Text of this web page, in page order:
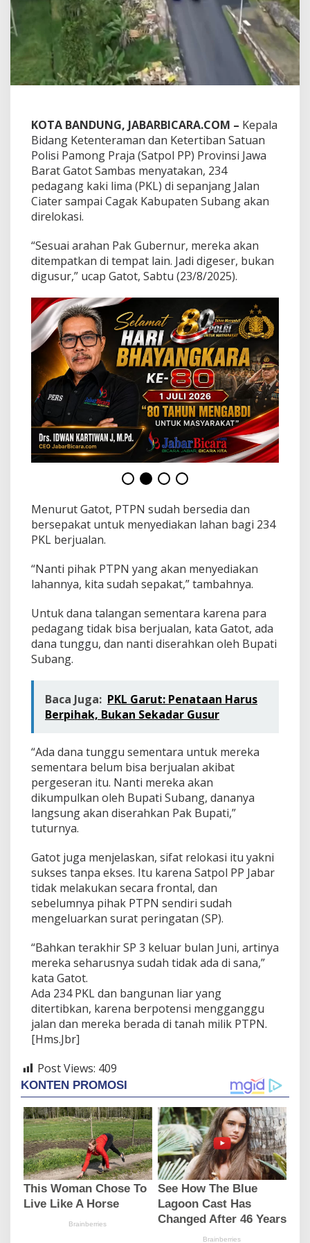
s
t
i
k
a
n
2
P
K
L
d
i
S
u
n
g
D
i
e
l
o
k
a
s
KOTA BANDUNG, JABARBICARA.COM – Kepala
Bidang Ketenteraman dan Ketertiban Satuan
Polisi Pamong Praja (Satpol PP) Provinsi Jawa
Barat Gatot Sambas menyatakan, 234
pedagang kaki lima (PKL) di sepanjang Jalan
Ciater sampai Cagak Kabupaten Subang akan
direlokasi.
“Sesuai arahan Pak Gubernur, mereka akan
ditempatkan di tempat lain. Jadi digeser, bukan
digusur,” ucap Gatot, Sabtu (23/8/2025).
Menurut Gatot, PTPN sudah bersedia dan
bersepakat untuk menyediakan lahan bagi 234
PKL berjualan.
“Nanti pihak PTPN yang akan menyediakan
lahannya, kita sudah sepakat,” tambahnya.
Untuk dana talangan sementara karena para
pedagang tidak bisa berjualan, kata Gatot, ada
dana tunggu, dan nanti diserahkan oleh Bupati
Subang.
Baca Juga: PKL Garut: Penataan Harus
Berpihak, Bukan Sekadar Gusur
“Ada dana tunggu sementara untuk mereka
sementara belum bisa berjualan akibat
pergeseran itu. Nanti mereka akan
dikumpulkan oleh Bupati Subang, dananya
langsung akan diserahkan Pak Bupati,”
tuturnya.
Gatot juga menjelaskan, sifat relokasi itu yakni
sukses tanpa ekses. Itu karena Satpol PP Jabar
tidak melakukan secara frontal, dan
sebelumnya pihak PTPN sendiri sudah
mengeluarkan surat peringatan (SP).
“Bahkan terakhir SP 3 keluar bulan Juni, artinya
mereka seharusnya sudah tidak ada di sana,”
kata Gatot.
Ada 234 PKL dan bangunan liar yang
ditertibkan, karena berpotensi mengganggu
jalan dan mereka berada di tanah milik PTPN.
[Hms.Jbr]
Post Views: 409